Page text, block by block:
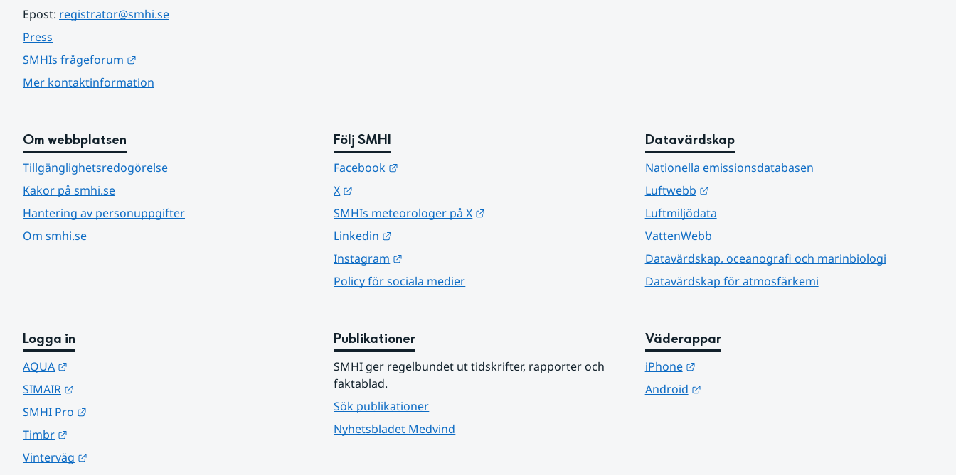
Epost: registrator@smhi.se
Press
SMHIs frågeforum
Mer kontaktinformation
Om webbplatsen
Tillgänglighetsredogörelse
Kakor på smhi.se
Hantering av personuppgifter
Om smhi.se
Följ SMHI
Facebook
X
SMHIs meteorologer på X
Linkedin
Instagram
Policy för sociala medier
Datavärdskap
Nationella emissionsdatabasen
Luftwebb
Länk till annan webbplats.
Luftmiljödata
VattenWebb
Datavärdskap, oceanografi och marinbiologi
Datavärdskap för atmosfärkemi
Logga in
AQUA
SIMAIR
SMHI Pro
Timbr
Vinterväg
Publikationer
SMHI ger regelbundet ut tidskrifter, rapporter och
faktablad.
Sök publikationer
Nyhetsbladet Medvind
Väderappar
iPhone
Länk till annan webbplats.
Android
Länk till annan webbplats.